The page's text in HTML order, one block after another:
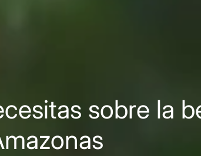
sobre la